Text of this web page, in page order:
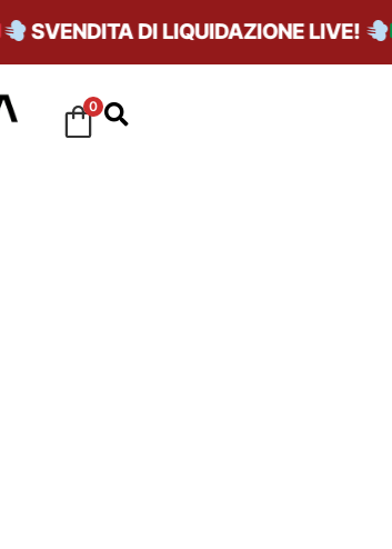
SVENDITA DI LIQUIDAZIONE LIVE!
0